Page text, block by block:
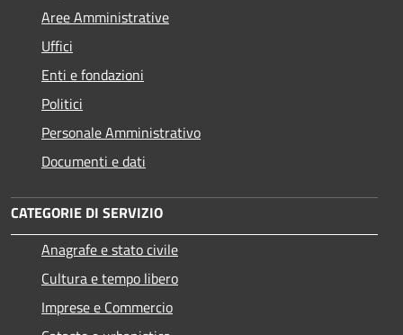
Aree Amministrative
Uffici
Enti e fondazioni
Politici
Personale Amministrativo
Documenti e dati
CATEGORIE DI SERVIZIO
Anagrafe e stato civile
Cultura e tempo libero
Imprese e Commercio